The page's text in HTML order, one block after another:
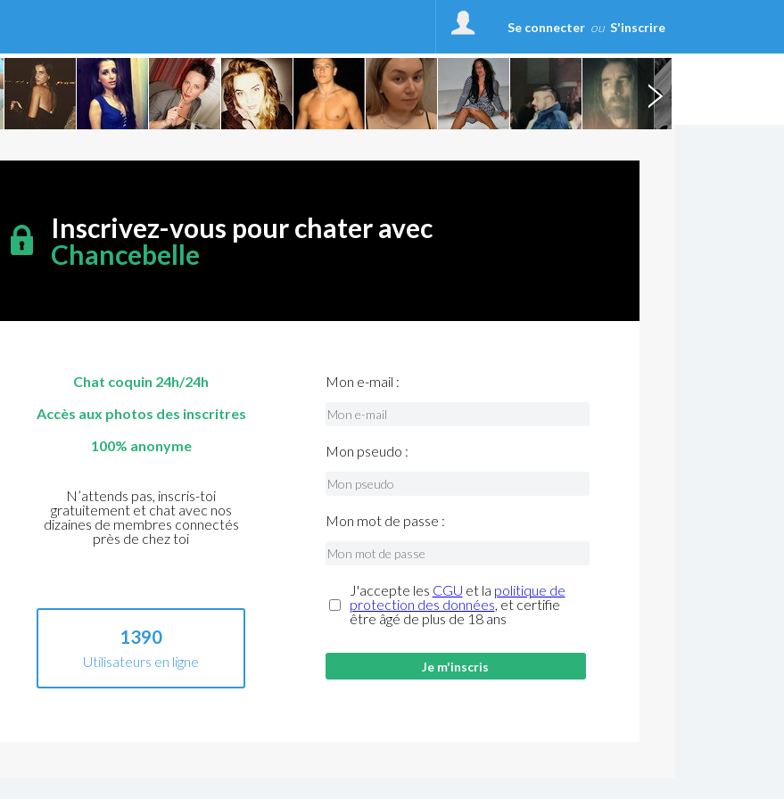
Se connecter ou S'inscrire
Inscrivez-vous pour chater avec
Chancebelle
Chat coquin 24h/24h
Accès aux photos des inscritres
100% anonyme
N’attends pas, inscris-toi
gratuitement et chat avec nos
dizaines de membres connectés
près de chez toi
1390
Utilisateurs en ligne
Mon e-mail :
Mon pseudo :
Mon mot de passe :
J'accepte les CGU et la politique de
protection des données, et certifie
être âgé de plus de 18 ans